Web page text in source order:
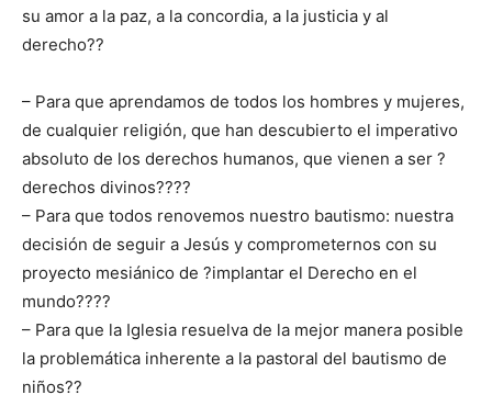
su amor a la paz, a la concordia, a la justicia y al
derecho??
– Para que aprendamos de todos los hombres y mujeres,
de cualquier religión, que han descubierto el imperativo
absoluto de los derechos humanos, que vienen a ser ?
derechos divinos????
– Para que todos renovemos nuestro bautismo: nuestra
decisión de seguir a Jesús y comprometernos con su
proyecto mesiánico de ?implantar el Derecho en el
mundo????
– Para que la Iglesia resuelva de la mejor manera posible
la problemática inherente a la pastoral del bautismo de
niños??